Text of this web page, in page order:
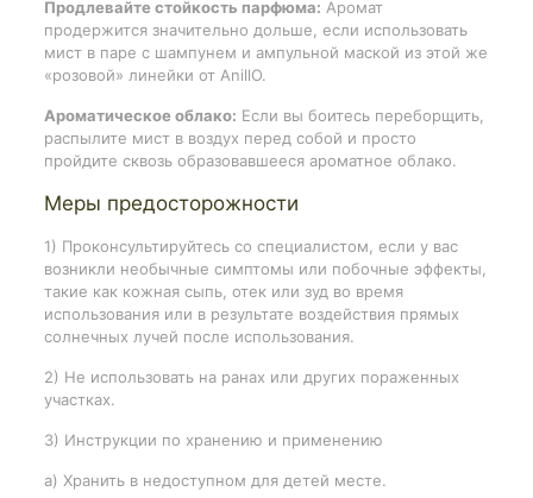
Продлевайте стойкость парфюма: Аромат
продержится значительно дольше, если использовать
мист в паре с шампунем и ампульной маской из этой же
«розовой» линейки от AnillO.
Ароматическое облако: Если вы боитесь переборщить,
распылите мист в воздух перед собой и просто
пройдите сквозь образовавшееся ароматное облако.
Меры предосторожности
1) Проконсультируйтесь со специалистом, если у вас
возникли необычные симптомы или побочные эффекты,
такие как кожная сыпь, отек или зуд во время
использования или в результате воздействия прямых
солнечных лучей после использования.
2) Не использовать на ранах или других пораженных
участках.
3) Инструкции по хранению и применению
a) Хранить в недоступном для детей месте.